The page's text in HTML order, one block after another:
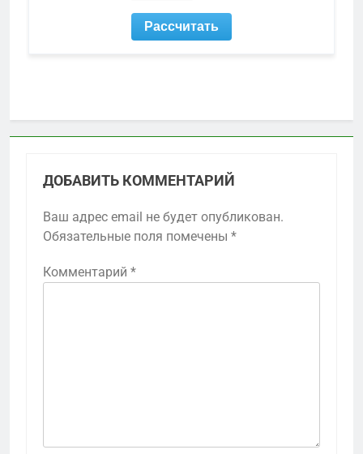
ДОБАВИТЬ КОММЕНТАРИЙ
Ваш адрес email не будет опубликован.
Обязательные поля помечены *
Комментарий *